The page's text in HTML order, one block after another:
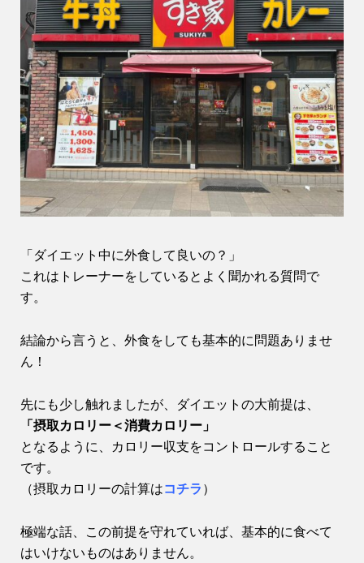
「ダイエット中に外食して良いの？」
これはトレーナーをしているとよく聞かれる質問で
す。
結論から言うと、外食をしても基本的に問題ありませ
ん！
先にも少し触れましたが、ダイエットの大前提は、
「摂取カロリー＜消費カロリー」
となるように、カロリー収支をコントロールすること
です。
（摂取カロリーの計算はコチラ）
極端な話、この前提を守れていれば、基本的に食べて
はいけないものはありません。